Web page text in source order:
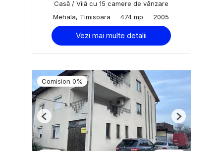
Casă / Vilă cu 15 camere de vânzare
Mehala, Timisoara
474 mp 2005
Vezi mai multe detalii
Comision 0%
Previous Next